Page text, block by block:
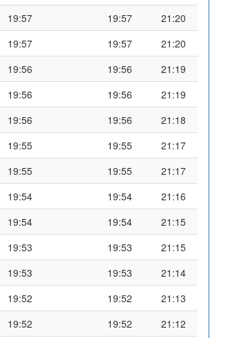
19:57 19:57
21:20
19:57 19:57
21:20
19:56 19:56
21:19
19:56 19:56
21:19
19:56 19:56
21:18
19:55 19:55
21:17
19:55 19:55
21:17
19:54 19:54
21:16
19:54 19:54
21:15
19:53 19:53
21:15
19:53 19:53
21:14
19:52 19:52
21:13
19:52 19:52
21:12